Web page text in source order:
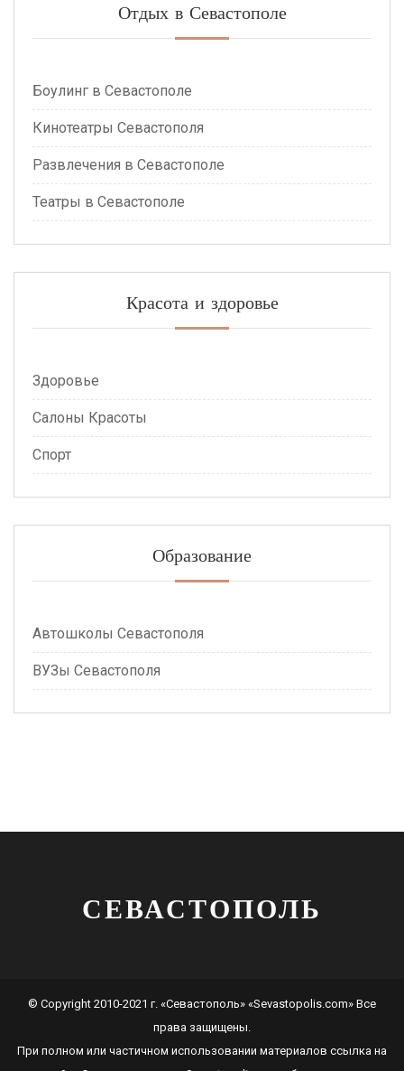
Отдых в Севастополе
Боулинг в Севастополе
Кинотеатры Севастополя
Развлечения в Севастополе
Театры в Севастополе
Красота и здоровье
Здоровье
Салоны Красоты
Спорт
Образование
Автошколы Севастополя
ВУЗы Севастополя
СЕВАСТОПОЛЬ
© Copyright 2010-2021 г. «Севастополь» «Sevastopolis.com» Все
права защищены.
При полном или частичном использовании материалов ссылка на